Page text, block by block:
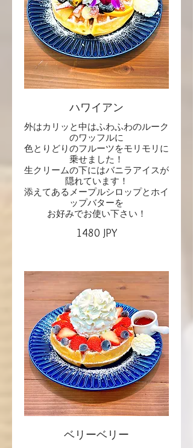
ハワイアン
外はカリッと中はふわふわのルーク
のワッフルに
色とりどりのフルーツをモリモリに
乗せました！
生クリームの下にはバニラアイスが
隠れています！
添えてあるメープルシロップとホイ
ップバターを
お好みでお使い下さい！
1480 JPY
ベリーベリー